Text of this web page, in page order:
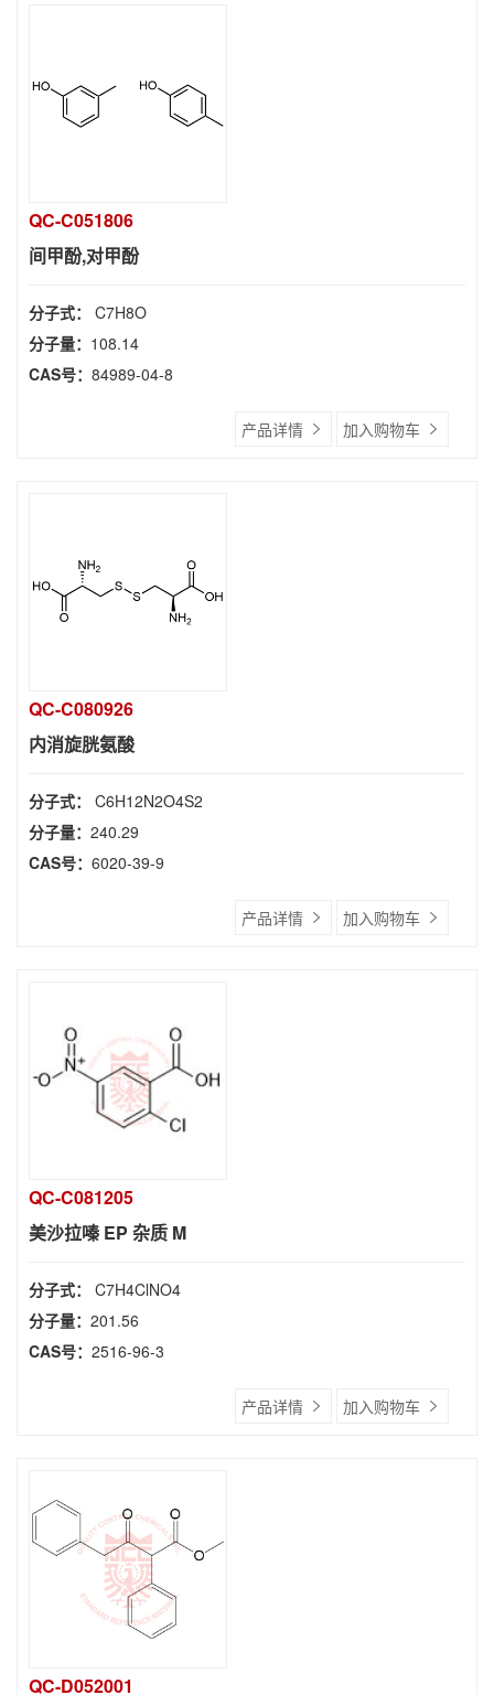
QC-C051806
间甲酚,对甲酚
分子式： C7H8O
分子量： 108.14
CAS号： 84989-04-8
产品详情 加入购物车
QC-C080926
内消旋胱氨酸
分子式： C6H12N2O4S2
分子量： 240.29
CAS号： 6020-39-9
产品详情 加入购物车
QC-C081205
美沙拉嗪 EP 杂质 M
分子式： C7H4ClNO4
分子量： 201.56
CAS号： 2516-96-3
产品详情 加入购物车
QC-D052001